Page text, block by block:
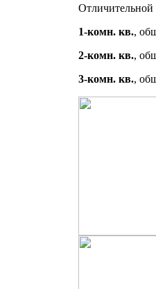
1-комн. кв.,
2-комн. кв.,
3-комн. кв.,